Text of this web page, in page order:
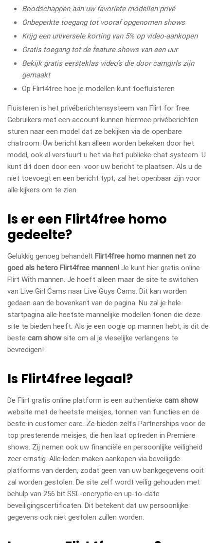
Boodschappen aan uw favoriete modellen privé
Onbeperkte toegang tot vooraf opgenomen shows
Krijg een universele korting van 5% op video-aankopen
Gratis toegang tot de feature shows van een uur
Bekijk gratis eersteklas video’s die door camgirls zijn
gemaakt
Op Flirt4free hoe je modellen kunt toefluisteren
Fluisteren is het privéberichtensysteem van Flirt for free.
Gebruikers met een account kunnen hiermee privéberichten
sturen naar een model dat ze bekijken via de openbare
chatroom. Uw bericht kan alleen worden bekeken door het
model, ook al verstuurt u het via het publieke chat systeem. U
kunt dit doen door een voor uw bericht te plaatsen. Als u de
niet toevoegt en een bericht typt, zal het openbaar zijn voor
alle kijkers om te zien.
Is er een Flirt4free homo
gedeelte?
Gelukkig genoeg behandelt Flirt4free homo mannen net zo
goed als hetero Flirt4free mannen! Je kunt hier gratis online
Flirt With mannen. Je hoeft alleen maar de site te switchen
van Live Girl Cams naar Live Guys Cams. Dit kan worden
gedaan aan de bovenkant van de pagina. Nu zal je hele
startpagina alle heetste mannelijke modellen tonen die deze
site te bieden heeft. Als je een oogje op mannen hebt, is dit de
beste cam showsite om al je vleselijke verlangens te
bevredigen!
Is Flirt4free legaal?
De Flirt gratis online platform is een authentieke cam show
website met de heetste meisjes, tonnen van functies en de
beste in customer care. Ze bieden zelfs Partnerships voor de
top presterende meisjes, die hen laat optreden in Premiere
shows. Zij nemen ook uw financiële en persoonlijke veiligheid
zeer ernstig. Alle leden maken aankopen via beveiligde
platforms van derden, zodat geen van uw bankgegevens ooit
zal worden gestolen. De site zelf wordt veilig gehouden met
behulp van 256 bit SSL-encryptie en up-to-date
beveiligingscertificaten. Dit betekent dat uw persoonlijke
gegevens ook niet gestolen zullen worden.